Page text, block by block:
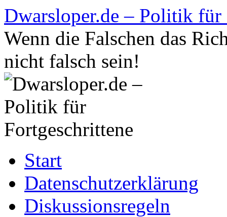
Zum
Inhalt
springen
Dwarsloper.de – Politik für
Wenn die Falschen das
nicht falsch sein!
Start
Datenschutzerklärung
Diskussionsregeln